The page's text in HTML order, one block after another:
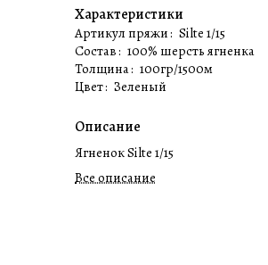
Характеристики
Артикул пряжи: Silte 1/15
Состав: 100% шерсть ягненка
Толщина: 100гр/1500м
Цвет: Зеленый
Описание
Ягненок Silte 1/15
Все описание